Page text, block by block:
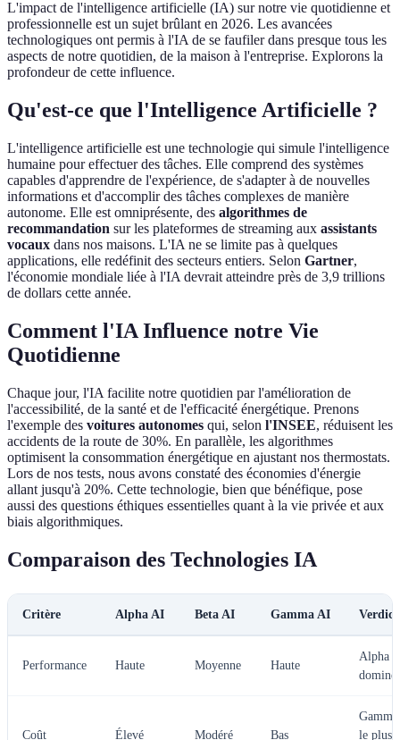
L'impact de l'intelligence artificielle (IA) sur notre vie quotidienne et
professionnelle est un sujet brûlant en 2026. Les avancées
technologiques ont permis à l'IA de se faufiler dans presque tous les
aspects de notre quotidien, de la maison à l'entreprise. Explorons la
profondeur de cette influence.
Qu'est-ce que l'Intelligence Artificielle ?
L'intelligence artificielle est une technologie qui simule l'intelligence
humaine pour effectuer des tâches. Elle comprend des systèmes
capables d'apprendre de l'expérience, de s'adapter à de nouvelles
informations et d'accomplir des tâches complexes de manière
autonome. Elle est omniprésente, des algorithmes de
recommandation sur les plateformes de streaming aux assistants
vocaux dans nos maisons. L'IA ne se limite pas à quelques
applications, elle redéfinit des secteurs entiers. Selon Gartner,
l'économie mondiale liée à l'IA devrait atteindre près de 3,9 trillions
de dollars cette année.
Comment l'IA Influence notre Vie
Quotidienne
Chaque jour, l'IA facilite notre quotidien par l'amélioration de
l'accessibilité, de la santé et de l'efficacité énergétique. Prenons
l'exemple des voitures autonomes qui, selon l'INSEE, réduisent les
accidents de la route de 30%. En parallèle, les algorithmes
optimisent la consommation énergétique en ajustant nos thermostats.
Lors de nos tests, nous avons constaté des économies d'énergie
allant jusqu'à 20%. Cette technologie, bien que bénéfique, pose
aussi des questions éthiques essentielles quant à la vie privée et aux
biais algorithmiques.
Comparaison des Technologies IA
Critère Alpha AI Beta AI Gamma AI Verdict
Performance Haute Moyenne Haute
Alpha
domine
Coût Élevé Modéré Bas
Gamma
le plus